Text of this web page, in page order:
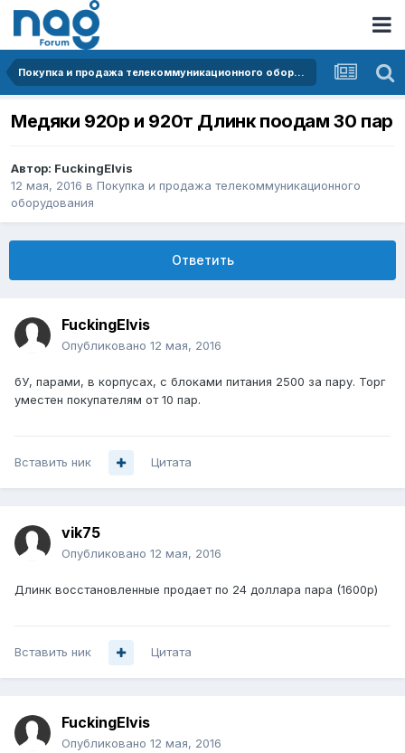
Покупка и продажа телекоммуникационного оборудования
Медяки 920р и 920т Длинк поодам 30 пар
Автор: FuckingElvis
12 мая, 2016 в Покупка и продажа телекоммуникационного
оборудования
Ответить
FuckingElvis
Опубликовано 12 мая, 2016
бУ, парами, в корпусах, с блоками питания 2500 за пару. Торг
уместен покупателям от 10 пар.
Вставить ник Цитата
vik75
Опубликовано 12 мая, 2016
Длинк восстановленные продает по 24 доллара пара (1600р)
Вставить ник Цитата
FuckingElvis
Опубликовано 12 мая, 2016